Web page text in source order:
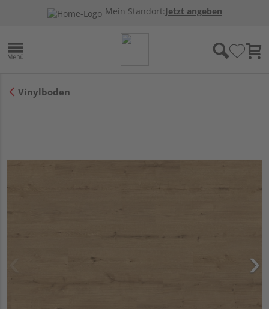
Mein Standort:Jetzt angeben
Vinylboden